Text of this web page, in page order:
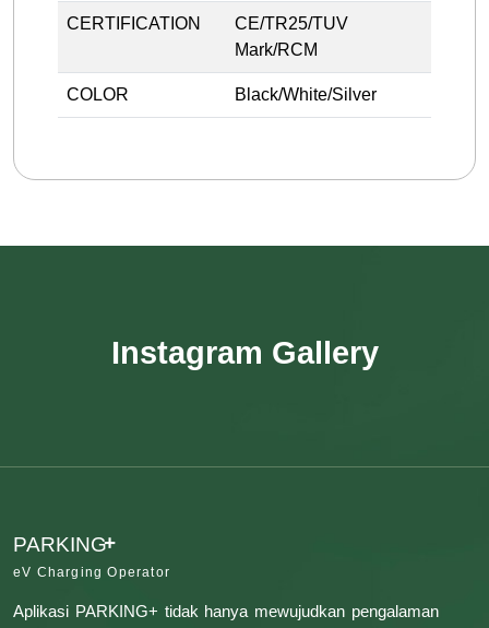
CERTIFICATION
CE/TR25/TUV
Mark/RCM
COLOR Black/White/Silver
Instagram Gallery
PARKING+
eV Charging Operator
Aplikasi PARKING+ tidak hanya mewujudkan pengalaman